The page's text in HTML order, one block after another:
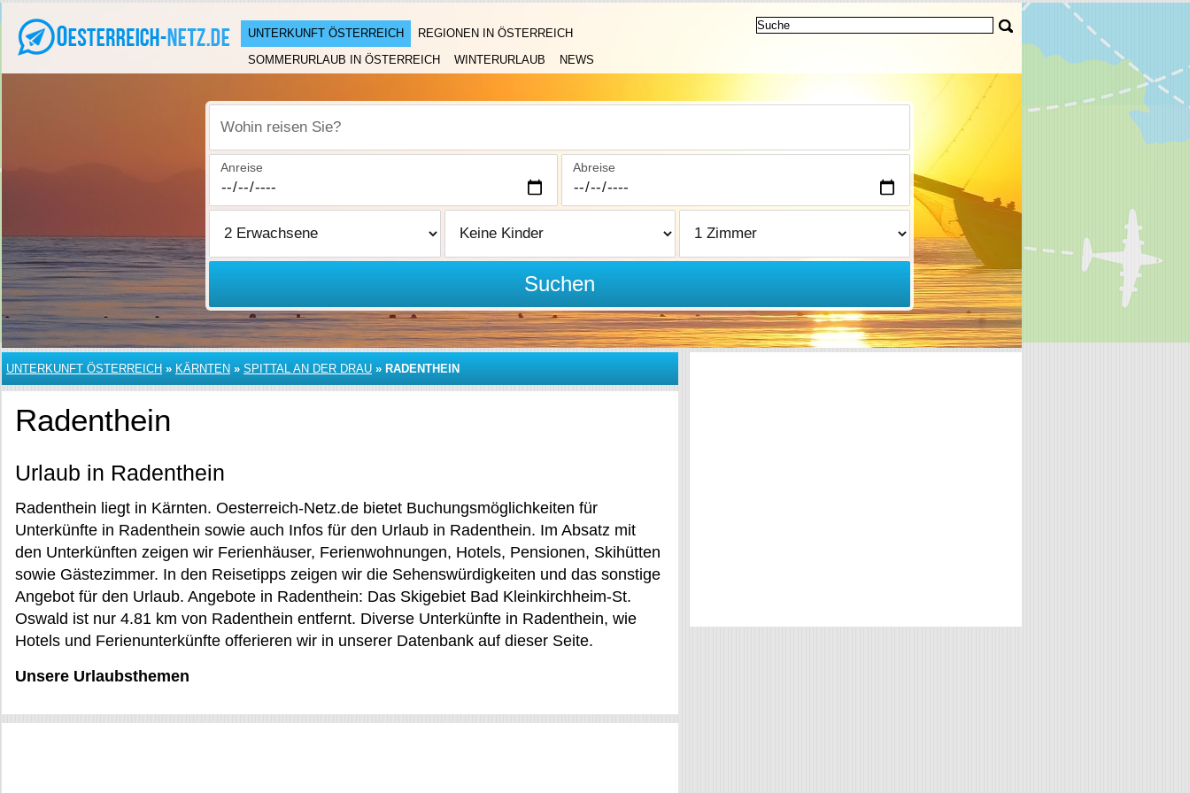
UNTERKUNFT ÖSTERREICH
REGIONEN IN ÖSTERREICH
SOMMERURLAUB IN ÖSTERREICH
WINTERURLAUB NEWS
Wohin reisen Sie?
Anreise Abreise
Suchen
UNTERKUNFT ÖSTERREICH » KÄRNTEN » SPITTAL AN DER DRAU » RADENTHEIN
Radenthein
Urlaub in Radenthein
Radenthein liegt in Kärnten. Oesterreich-Netz.de bietet Buchungsmöglichkeiten für
Unterkünfte in Radenthein sowie auch Infos für den Urlaub in Radenthein. Im Absatz mit
den Unterkünften zeigen wir Ferienhäuser, Ferienwohnungen, Hotels, Pensionen, Skihütten
sowie Gästezimmer. In den Reisetipps zeigen wir die Sehenswürdigkeiten und das sonstige
Angebot für den Urlaub. Angebote in Radenthein: Das Skigebiet Bad Kleinkirchheim-St.
Oswald ist nur 4.81 km von Radenthein entfernt. Diverse Unterkünfte in Radenthein, wie
Hotels und Ferienunterkünfte offerieren wir in unserer Datenbank auf dieser Seite.
Unsere Urlaubsthemen